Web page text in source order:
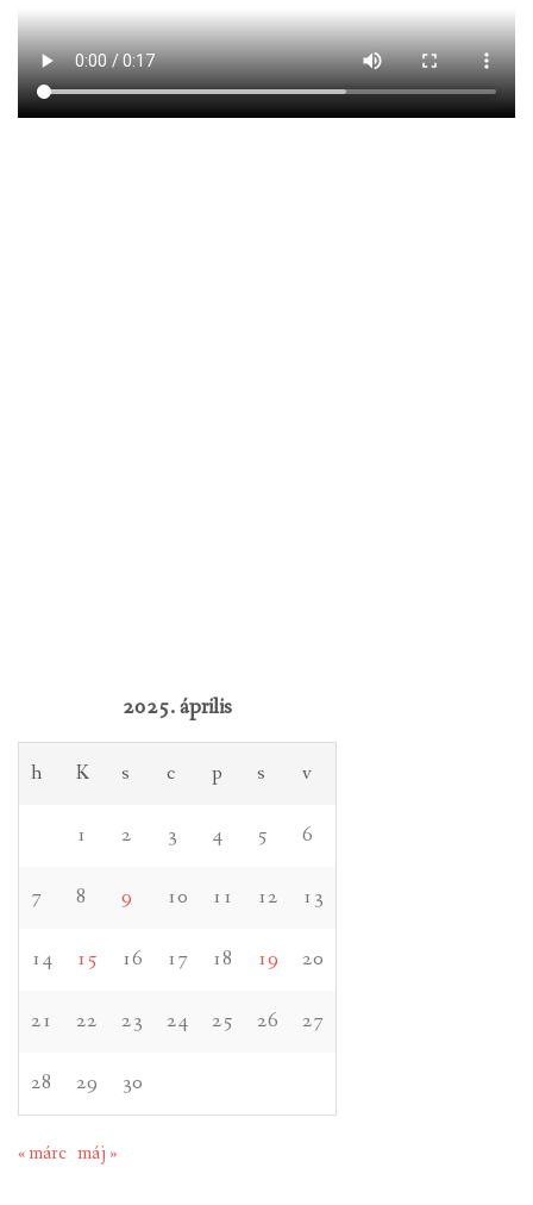
2025. április
h K s c p s v
1 2 3 4 5 6
7 8 9 10 11 12 13
14 15 16 17 18 19 20
21 22 23 24 25 26 27
28 29 30
« márc máj »